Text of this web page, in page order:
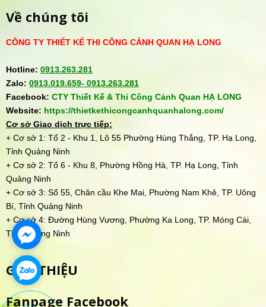
Về chúng tôi
CÔNG TY THIẾT KẾ THI CÔNG CẢNH QUAN HẠ LONG
Hotline: 0913.263.281
Zalo: 0913.019.659- 0913.263.281
Facebook: CTY Thiết Kế & Thi Công Cảnh Quan HẠ LONG
Website: https://thietkethicongcanhquanhalong.com/
Cơ sở Giao dịch trực tiếp:
+ Cơ sở 1: Tổ 2 - Khu 1, Lô 55 Phường Hùng Thắng, TP. Hạ Long,
Tỉnh Quảng Ninh
+ Cơ sở 2: Tổ 6 - Khu 8, Phường Hồng Hà, TP. Hạ Long, Tỉnh
Quảng Ninh
+ Cơ sở 3: Số 55, Chân cầu Khe Mai, Phường Nam Khê, TP. Uông
Bí, Tỉnh Quảng Ninh
+ Cơ sở 4: Đường Hùng Vương, Phường Ka Long, TP. Móng Cái,
Tỉnh Quảng Ninh
GIỚI THIỆU
Fanpage Facebook